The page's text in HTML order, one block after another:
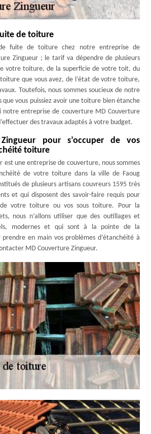
de toiture
fuite de toiture chez notre entreprise de
Zingueur ; le tarif va dépendre de plusieurs
votre toiture, de la superficie de votre toit, du
que vous avez, de l’état de votre toiture,
Toutefois, nous sommes soucieux de notre
que vous puissiez avoir une toiture bien étanche
notre entreprise de couverture MD Couverture
des travaux adaptés à votre budget.
pour s’occuper de vos
toiture
est une entreprise de couverture, nous sommes
de votre toiture dans la ville de Faoug
de plusieurs artisans couvreurs 1595 très
et qui disposent des savoir-faire requis pour
de votre toiture ou vos sous toiture. Pour la
nous n’allons utiliser que des outillages et
modernes et qui sont à la pointe de la
en main vos problèmes d’étanchéité à
MD Couverture Zingueur.